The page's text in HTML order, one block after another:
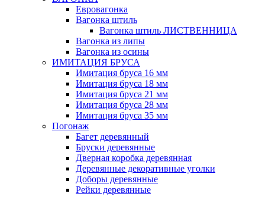
Евровагонка
Вагонка штиль
Вагонка штиль ЛИСТВЕННИЦА
Вагонка из липы
Вагонка из осины
ИМИТАЦИЯ БРУСА
Имитация бруса 16 мм
Имитация бруса 18 мм
Имитация бруса 21 мм
Имитация бруса 28 мм
Имитация бруса 35 мм
Погонаж
Багет деревянный
Бруски деревянные
Дверная коробка деревянная
Деревянные декоративные уголки
Доборы деревянные
Рейки деревянные